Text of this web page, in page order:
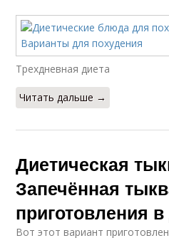
Трехдневная диета
Читать дальше →
Диетическая
Запечённая
приготовления
Вот этот вариант